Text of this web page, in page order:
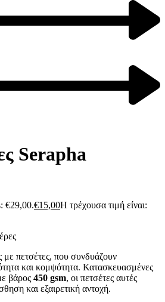
Serapha
€29,00.€15,00Η τρέχουσα τιμή είναι:
πετσέτες, που συνδυάζουν
και κομψότητα. Κατασκευασμένες
βάρος 450 gsm, οι πετσέτες αυτές
και εξαιρετική αντοχή.